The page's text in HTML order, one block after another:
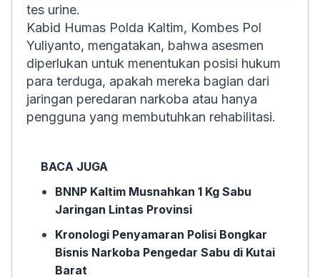
tes urine.
Kabid Humas Polda Kaltim, Kombes Pol
Yuliyanto, mengatakan, bahwa asesmen
diperlukan untuk menentukan posisi hukum
para terduga, apakah mereka bagian dari
jaringan peredaran narkoba atau hanya
pengguna yang membutuhkan rehabilitasi.
BACA JUGA
BNNP Kaltim Musnahkan 1 Kg Sabu
Jaringan Lintas Provinsi
Kronologi Penyamaran Polisi Bongkar
Bisnis Narkoba Pengedar Sabu di Kutai
Barat